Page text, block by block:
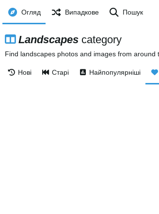
Огляд Випадкове Пошук
Landscapes category
Find landscapes photos and images from
Нові Старі Найпопулярніші